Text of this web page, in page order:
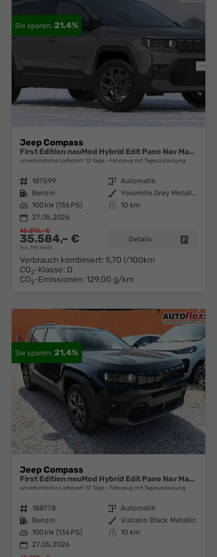
21,4%
Jeep Compass
First Edition neuMod Hybrid Edit Pano Nav Matrix
unverbindliche Lieferzeit: 12 Tage Fahrzeug mit Tageszulassung
Fahrzeugnr. 187599 Getriebe Automatik
Kraftstoff Benzin Außenfarbe
Yosemite Grey Metallic
Leistung 100 kW (136 PS) Kilometerstand 10 km
27.05.2026
35.584,– €
incl. 19% MwSt.
45.270,– €
Details
Verbrauch kombiniert: 5,70 l/100km
CO2-Klasse: D
CO2-Emissionen: 129,00 g/km
21,4%
Jeep Compass
First Edition neuMod Hybrid Edit Pano Nav Matrix
unverbindliche Lieferzeit: 12 Tage Fahrzeug mit Tageszulassung
Fahrzeugnr. 188778 Getriebe Automatik
Kraftstoff Benzin Außenfarbe Vulcano Black Metallic
Leistung 100 kW (136 PS) Kilometerstand 10 km
27.05.2026